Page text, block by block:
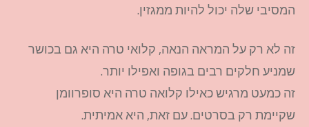
המסיבי שלה יכול להיות ממגזין.
זה לא רק על המראה הנאה, קלואי טרה היא גם בכושר
שמניע חלקים רבים בגופה ואפילו יותר.
זה כמעט מרגיש כאילו קלואה טרה היא סופרוומן
שקיימת רק בסרטים. עם זאת, היא אמיתית.